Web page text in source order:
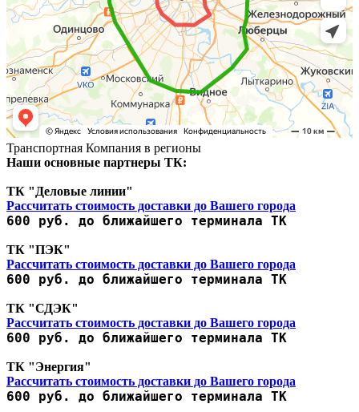
Транспортная Компания в регионы
Наши основные партнеры ТК:
ТК "Деловые линии"
Рассчитать стоимость доставки до Вашего города
600 руб. до ближайшего терминала ТК
ТК "ПЭК"
Рассчитать стоимость доставки до Вашего города
600 руб. до ближайшего терминала ТК
ТК "СДЭК"
Рассчитать стоимость доставки до Вашего города
600 руб. до ближайшего терминала ТК
ТК "Энергия"
Рассчитать стоимость доставки до Вашего города
600 руб. до ближайшего терминала ТК